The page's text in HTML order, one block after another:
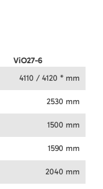
ViO27-6
4110 / 4120 * mm
2530 mm
1500 mm
1590 mm
2040 mm